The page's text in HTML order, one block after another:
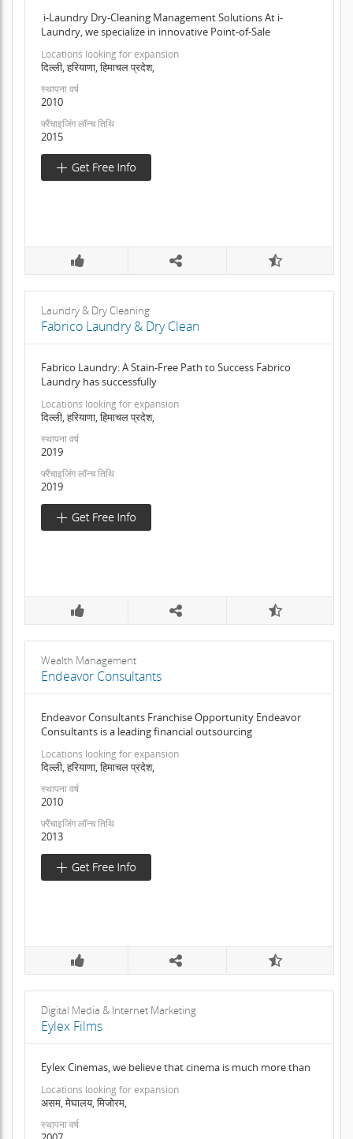
i-Laundry Dry-Cleaning Management Solutions At i-
Laundry, we specialize in innovative Point-of-Sale
Locations looking for expansion
दिल्ली, हरियाणा, हिमाचल प्रदेश,
स्थापना वर्ष
2010
फ़्रैंचाइजिंग लॉन्च तिथि
2015
Laundry & Dry Cleaning
Fabrico Laundry & Dry Clean
Fabrico Laundry: A Stain-Free Path to Success Fabrico
Laundry has successfully
Locations looking for expansion
दिल्ली, हरियाणा, हिमाचल प्रदेश,
स्थापना वर्ष
2019
फ़्रैंचाइजिंग लॉन्च तिथि
2019
Wealth Management
Endeavor Consultants
Endeavor Consultants Franchise Opportunity Endeavor
Consultants is a leading financial outsourcing
Locations looking for expansion
दिल्ली, हरियाणा, हिमाचल प्रदेश,
स्थापना वर्ष
2010
फ़्रैंचाइजिंग लॉन्च तिथि
2013
Digital Media & Internet Marketing
Eylex Films
Eylex Cinemas, we believe that cinema is much more than
Locations looking for expansion
असम, मेघालय, मिजोरम,
स्थापना वर्ष